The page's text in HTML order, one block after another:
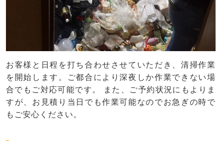
お客様と日程を打ち合わせさせていただき、清掃作業
を開始します。ご都合により深夜しか作業できない場
合でもご対応可能です。 また、ご予約状況にもよりま
すが、お見積り当日でも作業可能なのでお急ぎの時で
もご安心ください。